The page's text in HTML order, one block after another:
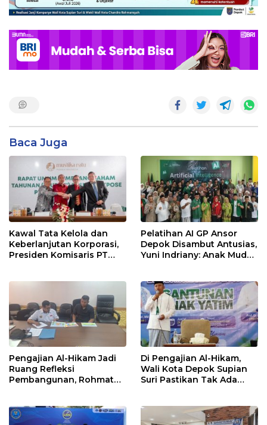
Baca Juga
Kawal Tata Kelola dan
Keberlanjutan Korporasi,
Presiden Komisaris PT
Pelatihan AI GP Ansor
Depok Disambut Antusias,
Yuni Indriany: Anak Muda
Pengajian Al-Hikam Jadi
Ruang Refleksi
Pembangunan, Rohmat
Di Pengajian Al-Hikam,
Wali Kota Depok Supian
Suri Pastikan Tak Ada